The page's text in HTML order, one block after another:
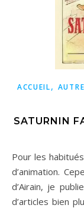
ACCUEIL,
SATURNIN
Pour les habitués de mon site, je parle beaucoup de films
d’animation.
d’Airain, je
d’articles bien